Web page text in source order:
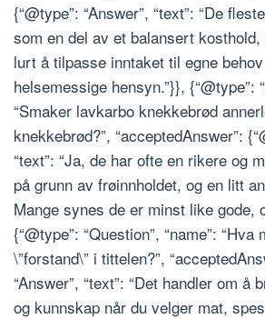
{“@type”: “Answer”, “text”: “De
som en del av et balansert
lurt å tilpasse inntaket til egne
helsemessige hensyn.”}}, {“@type”:
“Smaker lavkarbo knekkebrød
knekkebrød?”, “acceptedAnswer”:
“text”: “Ja, de har ofte en rikere og
på grunn av frøinnholdet, og en litt
Mange synes de er minst like gode,
{“@type”: “Question”, “name”: “Hva
\”forstand\” i tittelen?”,
“Answer”, “text”: “Det handler om å
og kunnskap når du velger mat,